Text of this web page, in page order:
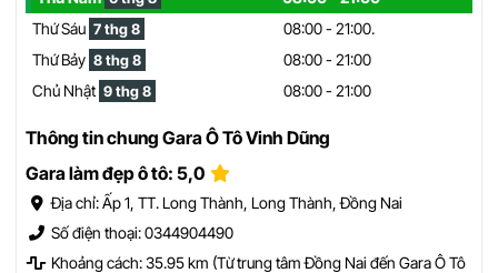
Thứ Sáu 7 thg 8
08:00 - 21:00.
Thứ Bảy 8 thg 8
08:00 - 21:00
Chủ Nhật 9 thg 8 08:00 - 21:00
Thông tin chung Gara Ô Tô Vinh Dũng
Gara làm đẹp ô tô: 5,0
Địa chỉ: Ấp 1, TT. Long Thành, Long Thành, Đồng Nai
Số điện thoại: 0344904490
Khoảng cách: 35.95 km (Từ trung tâm Đồng Nai đến Gara Ô Tô